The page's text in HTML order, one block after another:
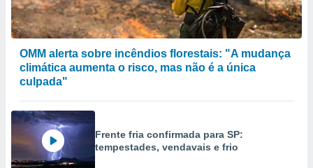
OMM alerta sobre incêndios florestais: "A mudança
climática aumenta o risco, mas não é a única
culpada"
Frente fria confirmada para SP:
tempestades, vendavais e frio